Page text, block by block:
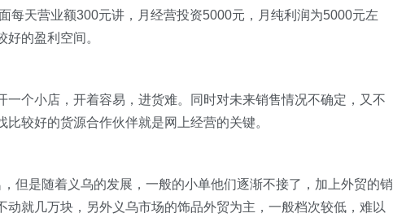
天营业额300元讲，月经营投资5000元，月纯利润为5000元左
的盈利空间。
个小店，开着容易，进货难。同时对未来销售情况不确定，又不
较好的货源合作伙伴就是网上经营的关键。
是随着义乌的发展，一般的小单他们逐渐不接了，加上外贸的销
就几万块，另外义乌市场的饰品外贸为主，一般档次较低，难以